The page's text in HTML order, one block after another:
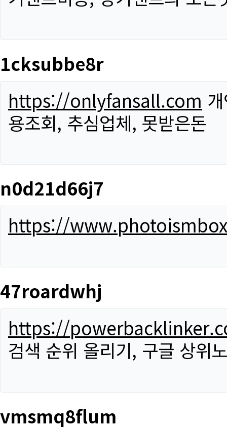
1cksubbe8r
https://onlyfansall.com
용조회, 추심업체, 못받은돈
n0d21d66j7
https://
47roardwhj
https://
검색 순위 올리기, 구글 상위
vmsmq8flum